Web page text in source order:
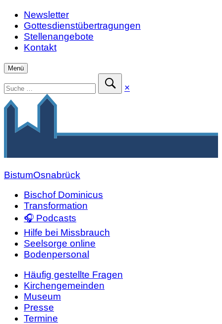
Zum
Inhalt
springen
Newsletter
Gottesdienstübertragungen
Stellenangebote
Kontakt
Menü
nach:
Suche
schließen
×
BistumOsnabrück
Bischof Dominicus
Transformation
🎧 Podcasts
Hilfe bei Missbrauch
Seelsorge online
Bodenpersonal
Häufig gestellte Fragen
Kirchengemeinden
Museum
Presse
Termine